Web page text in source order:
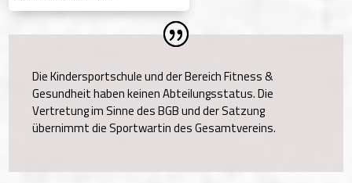
Die Kindersportschule und der Bereich Fitness &
Gesundheit haben keinen Abteilungsstatus. Die
Vertretung im Sinne des BGB und der Satzung
übernimmt die Sportwartin des Gesamtvereins.